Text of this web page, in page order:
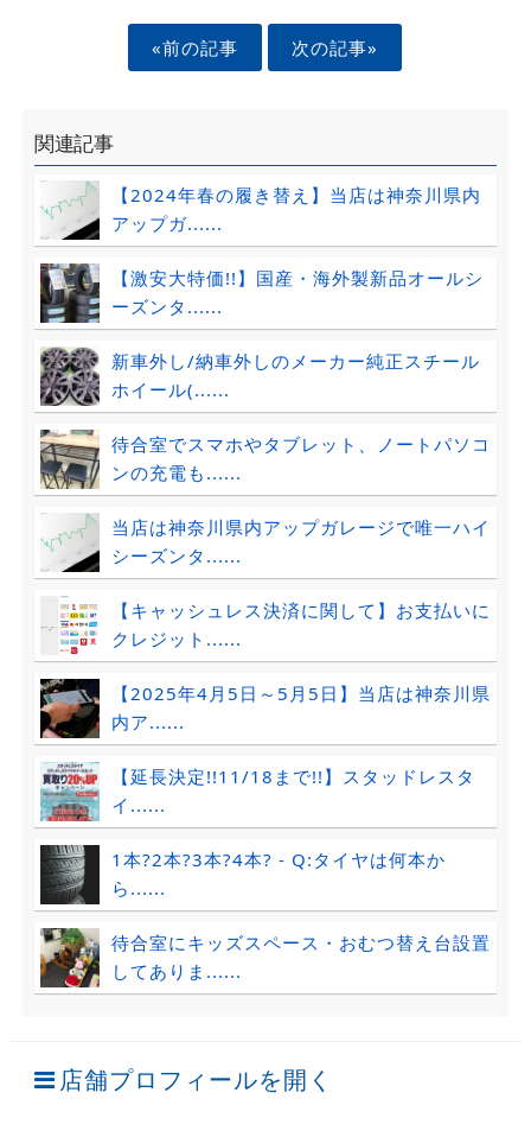
«前の記事 次の記事»
関連記事
【2024年春の履き替え】当店は神奈川県内
アップガ......
【激安大特価!!】国産・海外製新品オールシ
ーズンタ......
新車外し/納車外しのメーカー純正スチール
ホイール(......
待合室でスマホやタブレット、ノートパソコ
ンの充電も......
当店は神奈川県内アップガレージで唯一ハイ
シーズンタ......
【キャッシュレス決済に関して】お支払いに
クレジット......
【2025年4月5日～5月5日】当店は神奈川県
内ア......
【延長決定!!11/18まで!!】スタッドレスタ
イ......
1本?2本?3本?4本? - Q:タイヤは何本か
ら......
待合室にキッズスペース・おむつ替え台設置
してありま......
店舗プロフィールを開く